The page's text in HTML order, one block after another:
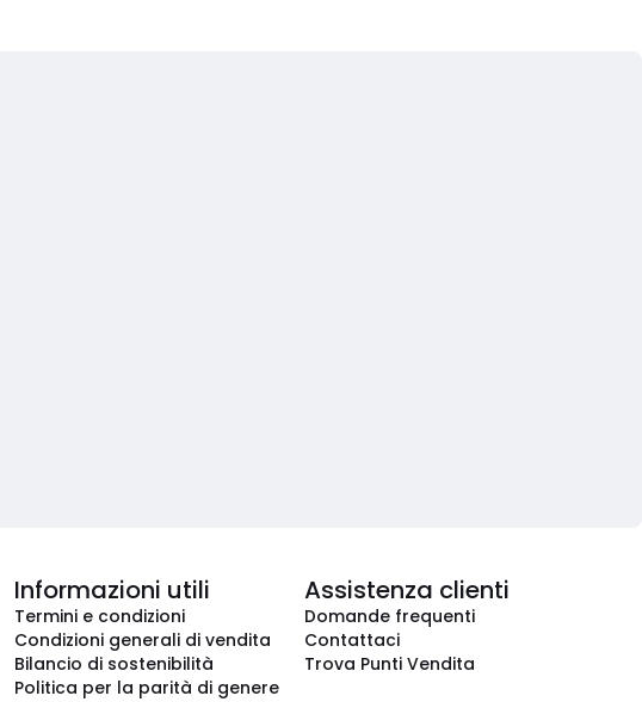
Informazioni utili
Termini e condizioni
Condizioni generali di vendita
Bilancio di sostenibilità
Politica per la parità di genere
Assistenza clienti
Domande frequenti
Contattaci
Trova Punti Vendita